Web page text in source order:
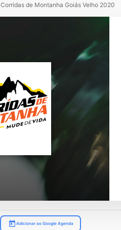
Corridas de Montanha Goiás Velho 2020
Adicionar ao Google Agenda